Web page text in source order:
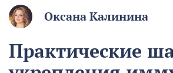
Оксана Калинина
Практические